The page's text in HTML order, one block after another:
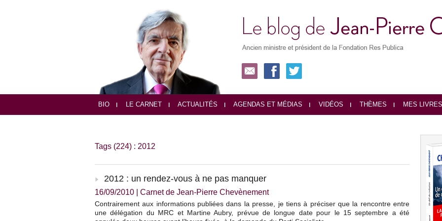
BIO LE CARNET ACTUALITÉS AGENDAS ET MÉDIAS VIDÉOS THÈMES MES LIVRES
Tags (224) : 2012
2012 : un rendez-vous à ne pas manquer
16/09/2010 Carnet de Jean-Pierre Chevènement
Contrairement aux informations publiées dans la presse, je tiens à préciser que la rencontre entre
une délégation du MRC et Martine Aubry, prévue de longue date pour le 15 septembre a été